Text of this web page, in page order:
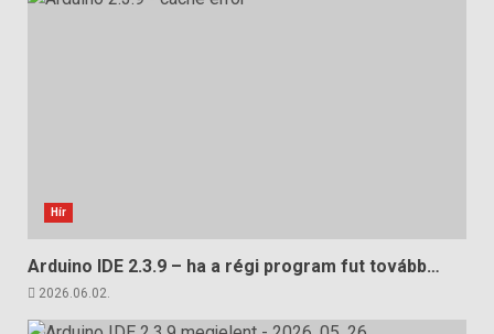
Hír
Arduino IDE 2.3.9 – ha a régi program fut tovább…
2026.06.02.